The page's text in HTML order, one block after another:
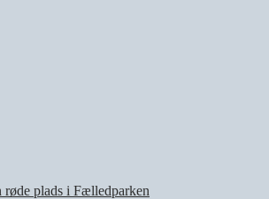
plads i Fælledparken